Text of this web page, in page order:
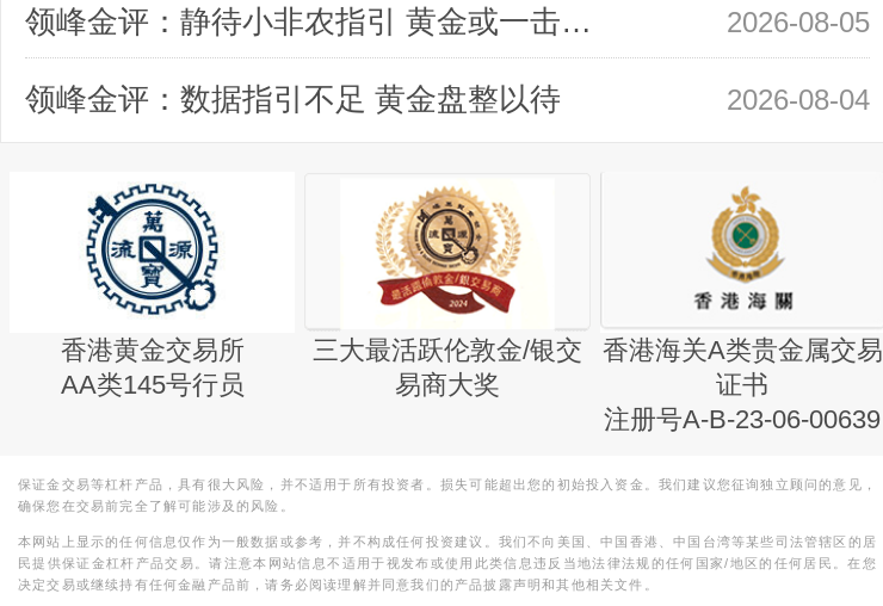
领峰金评：静待小非农指引 黄金或一击破局 2026-08-05
领峰金评：数据指引不足 黄金盘整以待 2026-08-04
香港黄金交易所
AA类145号行员
三大最活跃伦敦金/银交
易商大奖
香港海关A类贵金属交易
证书
注册号A-B-23-06-00639
保证金交易等杠杆产品，具有很大风险，并不适用于所有投资者。损失可能超出您的初始投入资金。我们建议您征询独立顾问的意见，
确保您在交易前完全了解可能涉及的风险。
本网站上显示的任何信息仅作为一般数据或参考，并不构成任何投资建议。我们不向美国、中国香港、中国台湾等某些司法管辖区的居
民提供保证金杠杆产品交易。请注意本网站信息不适用于视发布或使用此类信息违反当地法律法规的任何国家/地区的任何居民。在您
决定交易或继续持有任何金融产品前，请务必阅读理解并同意我们的产品披露声明和其他相关文件。